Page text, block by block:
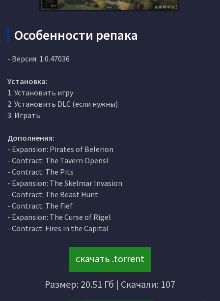
Особенности репака
- Версия: 1.0.47036
Установка:
1. Установить игру
2. Установить DLC (если нужны)
3. Играть
Дополнения:
- Expansion: Pirates of Belerion
- Contract: The Tavern Opens!
- Contract: The Pits
- Expansion: The Skelmar Invasion
- Contract: The Beast Hunt
- Contract: The Fief
- Expansion: The Curse of Rigel
- Contract: Fires in the Capital
скачать .torrent
Размер: 20.51 Гб | Скачали: 107